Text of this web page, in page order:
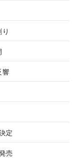
響
定
売